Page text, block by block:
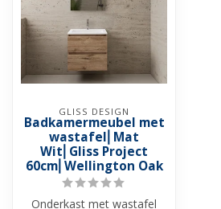
GLISS DESIGN
Badkamermeubel met
wastafel⎢Mat
Wit⎢Gliss Project
60cm⎢Wellington Oak
Onderkast met wastafel